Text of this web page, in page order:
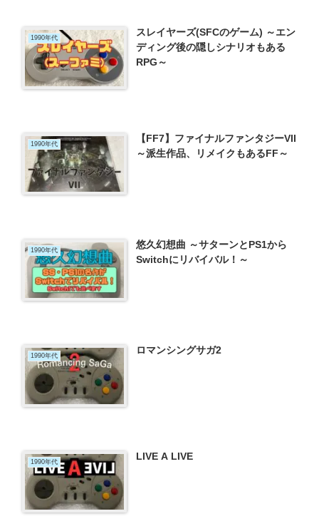
1990年代
スレイヤーズ(SFCのゲーム) ～エン
ディング後の隠しシナリオもある
RPG～
1990年代
【FF7】ファイナルファンタジーVII
～派生作品、リメイクもあるFF～
1990年代
悠久幻想曲 ～サターンとPS1から
Switchにリバイバル！～
1990年代 ロマンシングサガ2
1990年代 LIVE A LIVE